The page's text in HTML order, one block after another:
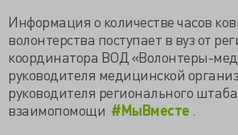
Информация о количестве часов
волонтерства поступает в вуз от
координатора ВОД «Волонтеры-
руководителя медицинской
руководителя регионального штаба
взаимопомощи #МыВместе